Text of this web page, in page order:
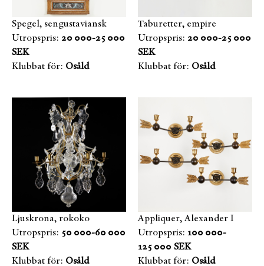
Spegel, sengustaviansk
Utropspris: 20 000-25 000
SEK
Klubbat för: Osåld
Taburetter, empire
Utropspris: 20 000-25 000
SEK
Klubbat för: Osåld
Ljuskrona, rokoko
Utropspris: 50 000-60 000
SEK
Klubbat för: Osåld
Appliquer, Alexander I
Utropspris: 100 000-
125 000 SEK
Klubbat för: Osåld